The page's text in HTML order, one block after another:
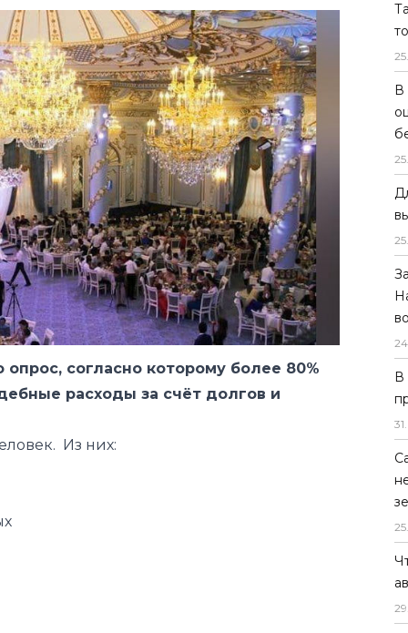
согласно которому более 80%
расходы за счёт долгов и
Из них:
25.
В
25.
25.
24
В
31.
25.
29